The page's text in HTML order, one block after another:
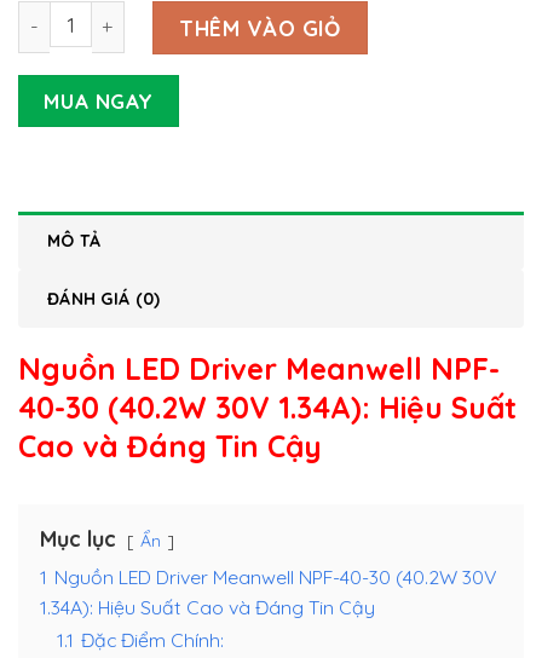
Nguồn LED Driver Meanwell NPF-40-30 (40.2W 30V
THÊM VÀO GIỎ
MUA NGAY
MÔ TẢ
ĐÁNH GIÁ (0)
Nguồn LED Driver Meanwell NPF-
40-30 (40.2W 30V 1.34A): Hiệu Suất
Cao và Đáng Tin Cậy
Mục lục Ẩn
1 Nguồn LED Driver Meanwell NPF-40-30 (40.2W 30V
1.34A): Hiệu Suất Cao và Đáng Tin Cậy
1.1 Đặc Điểm Chính: